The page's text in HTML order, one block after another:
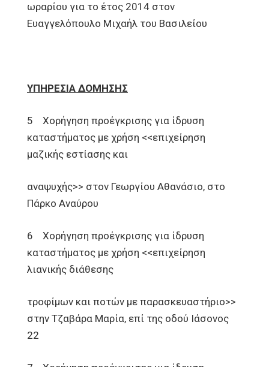
ωραρίου για το έτος 2014 στον
Ευαγγελόπουλο Μιχαήλ του Βασιλείου
ΥΠΗΡΕΣΙΑ ΔΟΜΗΣΗΣ
5 Χορήγηση προέγκρισης για ίδρυση
καταστήματος με χρήση <<επιχείρηση
μαζικής εστίασης και
αναψυχής>> στον Γεωργίου Αθανάσιο, στο
Πάρκο Αναύρου
6 Χορήγηση προέγκρισης για ίδρυση
καταστήματος με χρήση <<επιχείρηση
λιανικής διάθεσης
τροφίμων και ποτών με παρασκευαστήριο>>
στην Τζαβάρα Μαρία, επί της οδού Ιάσονος
22